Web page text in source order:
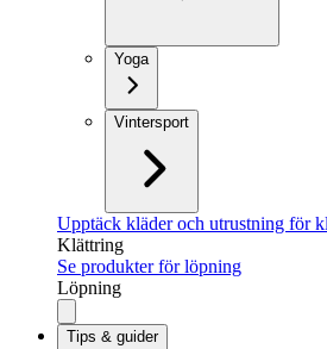
Yoga
Vintersport
Upptäck kläder och utrustning för
Klättring
Se produkter för löpning
Löpning
Tips & guider